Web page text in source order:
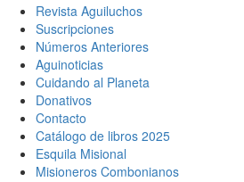
principalRevista Aguiluchos
Suscripciones
Números Anteriores
Aguinoticias
Cuidando al Planeta
Donativos
Contacto
Catálogo de libros 2025
Esquila Misional
Misioneros Combonianos